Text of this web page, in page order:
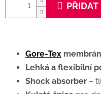
Gore-Tex
Lehká a flexibilní
Shock absorber –